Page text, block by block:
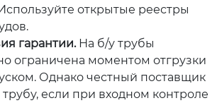
открытые реестры
гарантии.На б/у трубы
ограничена моментом отгрузки
Однако честный поставщик
трубу, если при входном контроле